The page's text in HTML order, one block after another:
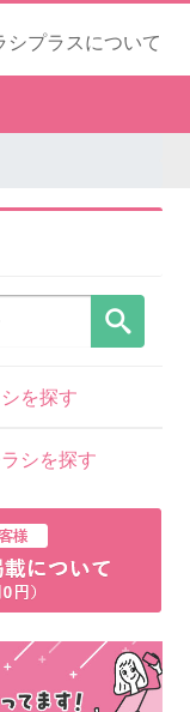
シプラスについて
を探す
シを探す